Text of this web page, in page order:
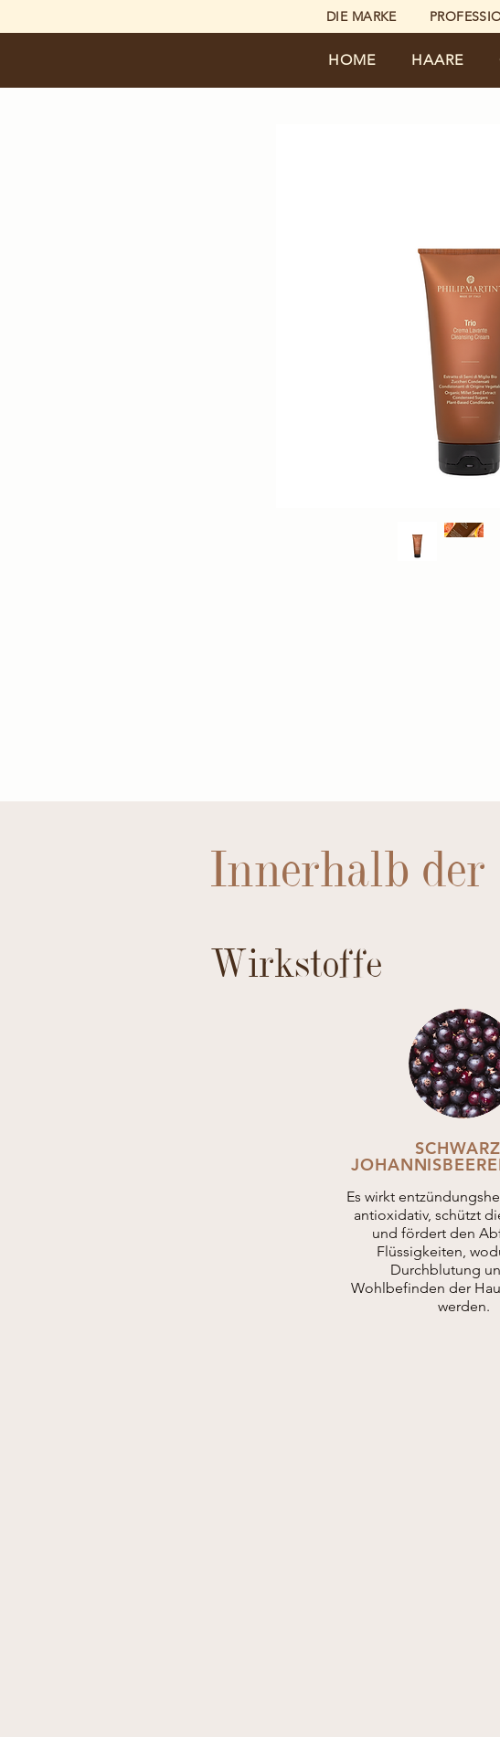
DIE MARKE
HOME HAARE
Innerhalb der
Wirkstoffe
Es wirkt
antioxidativ, schützt
und fördert den
Flüssigkeiten,
Durchblutung
Wohlbefinden der
werden.